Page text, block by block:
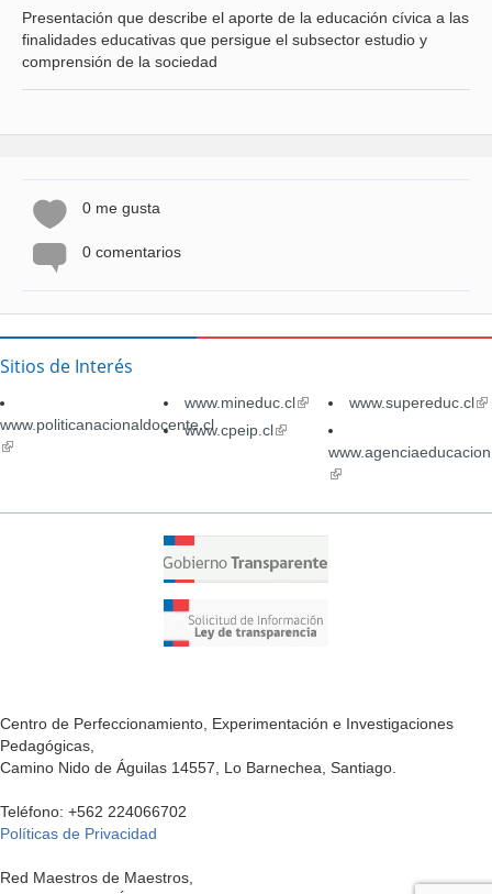
Presentación que describe el aporte de la educación cívica a las
finalidades educativas que persigue el subsector estudio y
comprensión de la sociedad
0 me gusta
0 comentarios
Sitios de Interés
www.politicanacionaldocente.cl
(link
www.mineduc.cl(link
external)
www.supereduc.cl
www.cpeip.cl(link
external)(link
external)
Centro de Perfeccionamiento, Experimentación e Investigaciones
Pedagógicas,
Camino Nido de Águilas 14557, Lo Barnechea, Santiago.
Teléfono: +562 224066702
Políticas de Privacidad
Red Maestros de Maestros,